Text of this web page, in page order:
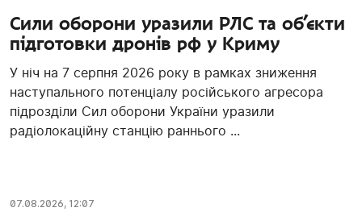
Сили оборони уразили РЛС та об’єкти
підготовки дронів рф у Криму
У ніч на 7 серпня 2026 року в рамках зниження
наступального потенціалу російського агресора
підрозділи Сил оборони України уразили
радіолокаційну станцію раннього ...
07.08.2026, 12:07